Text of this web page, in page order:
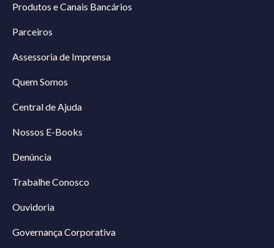
Produtos e Canais Bancários
Parceiros
Assessoria de Imprensa
Quem Somos
Central de Ajuda
Nossos E-Books
Denúncia
Trabalhe Conosco
Ouvidoria
Governança Corporativa